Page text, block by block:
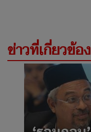
ข่าวที่เกี่ยวข้อง